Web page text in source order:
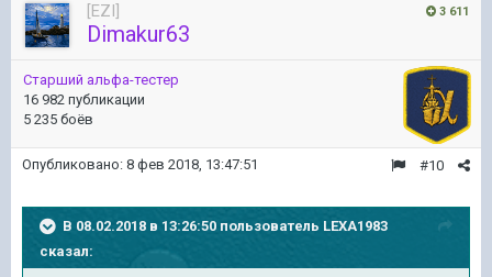
3 611
[EZI]
Dimakur63
Старший альфа-тестер
16 982 публикации
5 235 боёв
#10
Опубликовано: 8 фев 2018, 13:47:51
В 08.02.2018 в 13:26:50 пользователь LEXA1983
сказал: